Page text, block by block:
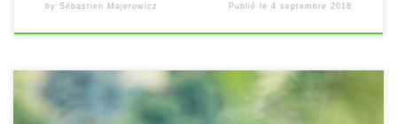
by Sébastien Majerowicz Publié le4 septembre 2018